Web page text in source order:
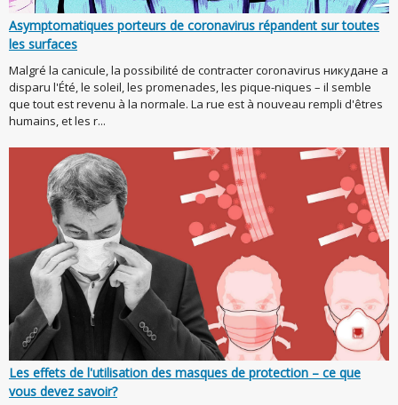
Asymptomatiques porteurs de coronavirus répandent sur toutes
les surfaces
Malgré la canicule, la possibilité de contracter coronavirus никудане a
disparu l'Été, le soleil, les promenades, les pique-niques – il semble
que tout est revenu à la normale. La rue est à nouveau rempli d'êtres
humains, et les r...
Les effets de l'utilisation des masques de protection – ce que
vous devez savoir?